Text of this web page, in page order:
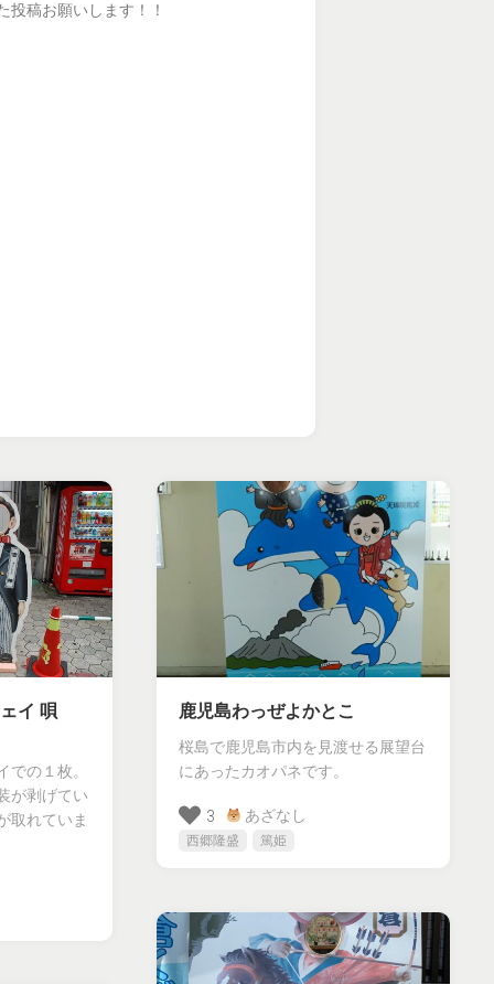
稿お願いします！！
イ 唄
での１枚。
が剥げてい
取れていま
鹿児島わっぜよかとこ
桜島で鹿児島市内を見渡せる展望台
にあったカオパネです。
3 あざなし
西郷隆盛 篤姫